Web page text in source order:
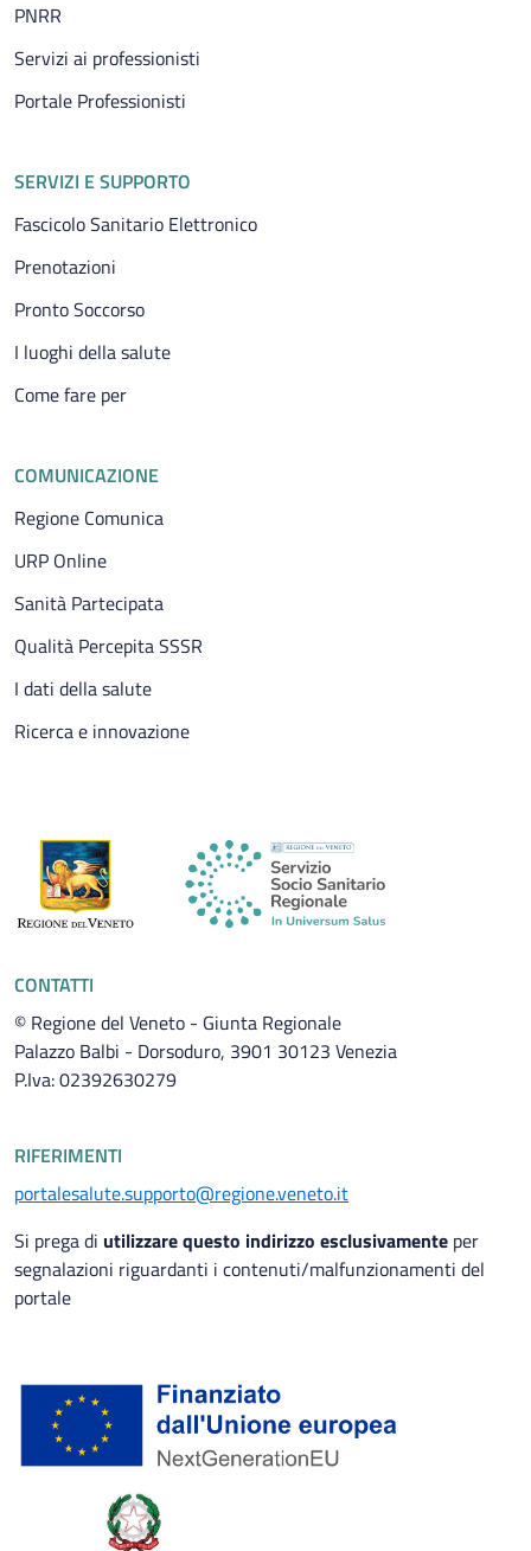
PNRR
Servizi ai professionisti
Portale Professionisti
SERVIZI E SUPPORTO
Fascicolo Sanitario Elettronico
Prenotazioni
Pronto Soccorso
I luoghi della salute
Come fare per
COMUNICAZIONE
Regione Comunica
URP Online
Sanità Partecipata
Qualità Percepita SSSR
I dati della salute
Ricerca e innovazione
CONTATTI
© Regione del Veneto - Giunta Regionale
Palazzo Balbi - Dorsoduro, 3901 30123 Venezia
P.Iva: 02392630279
RIFERIMENTI
portalesalute.supporto@regione.veneto.it
Si prega di utilizzare questo indirizzo esclusivamente per
segnalazioni riguardanti i contenuti/malfunzionamenti del
portale